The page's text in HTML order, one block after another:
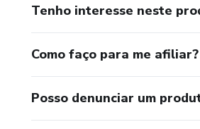
Tenho interesse neste
Como faço para me afiliar?
Posso denunciar um